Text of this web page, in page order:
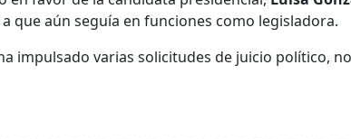
que aún seguía en funciones como legisladora.
impulsado varias solicitudes de juicio político,